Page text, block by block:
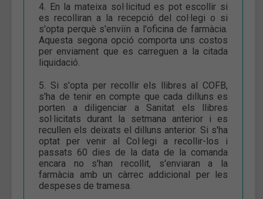
4. En la mateixa sol·licitud es pot escollir si
es recolliran a la recepció del col·legi o si
s'opta perquè s'enviïn a l'oficina de farmàcia.
Aquesta segona opció comporta uns costos
per enviament que es carreguen a la citada
liquidació.
5. Si s'opta per recollir els llibres al COFB,
s'ha de tenir en compte que cada dilluns es
porten a diligenciar a Sanitat els llibres
sol·licitats durant la setmana anterior i es
recullen els deixats el dilluns anterior. Si s'ha
optat per venir al Col·legi a recollir-los i
passats 60 dies de la data de la comanda
encara no s'han recollit, s'enviaran a la
farmàcia amb un càrrec addicional per les
despeses de tramesa.